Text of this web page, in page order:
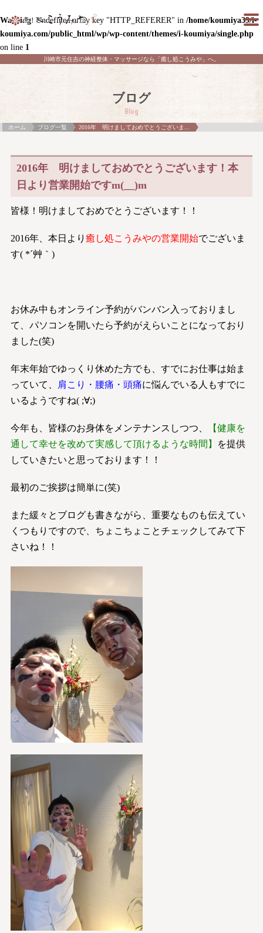
Warning: Undefined array key "HTTP_REFERER" in /home/koumiya39/i-
koumiya.com/public_html/wp/wp-content/themes/i-koumiya/single.php
on line 1
川崎市元住吉の神経整体・マッサージなら「癒し処こうみや」へ。
ブログ
Blog
ホーム ブログ一覧 2016年 明けましておめでとうございま...
2016年 明けましておめでとうございます！本
日より営業開始ですm(__)m
皆様！明けましておめでとうございます！！
2016年、本日より 癒し処こうみやの営業開始でございま
す( *´艸｀)
お休み中もオンライン予約がバンバン入っておりまし
て、パソコンを開いたら予約がえらいことになっており
ました(笑)
年末年始でゆっくり休めた方でも、すでにお仕事は始ま
っていて、
肩こり・腰痛・頭痛に悩んでいる人もすでに
いるようですね( ;∀;)
今年も、皆様のお身体をメンテナンスしつつ、
【健康を
通して幸せを改めて実感して頂けるような時間】
を提供
していきたいと思っております！！
最初のご挨拶は簡単に(笑)
また緩々とブログも書きながら、重要なものも伝えてい
くつもりですので、ちょこちょことチェックしてみて下
さいね！！